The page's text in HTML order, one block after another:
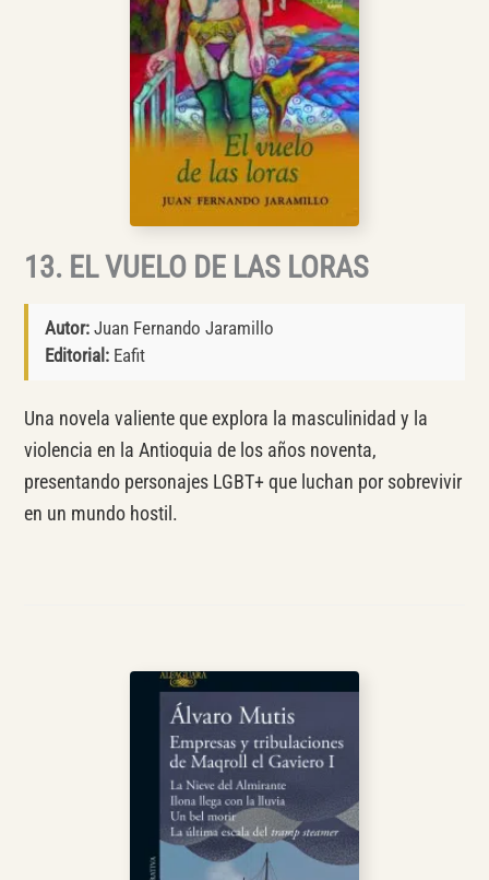
13. EL VUELO DE LAS LORAS
Autor:Juan Fernando Jaramillo
Editorial:Eafit
Una novela valiente que explora la masculinidad y la
violencia en la Antioquia de los años noventa,
presentando personajes LGBT+ que luchan por sobrevivir
en un mundo hostil.